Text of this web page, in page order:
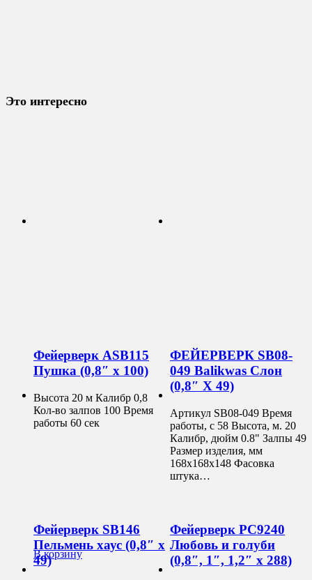
Это интересно
Фейерверк ASB115
Пушка (0,8″ х 100)
Высота 20 м Калибр 0,8
Кол-во залпов 100 Время
работы 60 сек
В корзину
ФЕЙЕРВЕРК SB08-
049 Balikwas Слон
(0,8″ Х 49)
Артикул SB08-049 Время
работы, с 58 Высота, м. 20
Калибр, дюйм 0.8" Залпы 49
Размер изделия, мм
168х168х148 Фасовка
штука…
Фейерверк SB146
Пельмень хаус (0,8″ х
49)
Фейерверк РС9240
Любовь и голуби
(0,8″, 1″, 1,2″ х 288)